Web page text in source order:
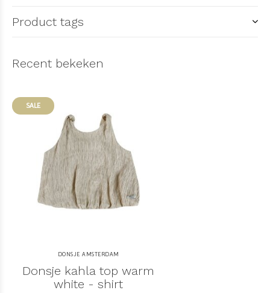
Product tags
Recent bekeken
SALE
DONSJE AMSTERDAM
Donsje kahla top warm
white - shirt